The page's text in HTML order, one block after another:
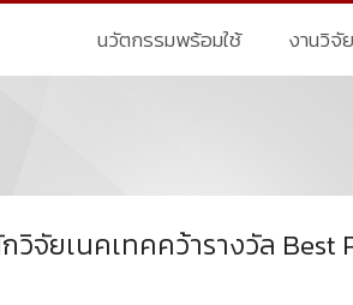
นวัตกรรมพร้อมใช้ งานวิจัย
วิจัยเนคเทคคว้ารางวัล Best